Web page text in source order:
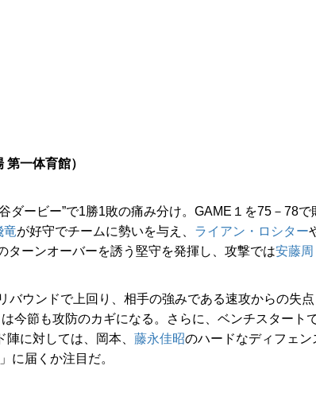
第一体育館）
ダービー”で1勝1敗の痛み分け。GAME１を75－78で
竜が好守でチームに勢いを与え、 ライアン・ロシター
ターンオーバーを誘う堅守を発揮し、攻撃では安藤周
バウンドで上回り、相手の強みである速攻からの失点
今節も攻防のカギになる。さらに、ベンチスタート
陣に対しては、岡本、 藤永佳昭のハードなディフェン
に届くか注目だ。